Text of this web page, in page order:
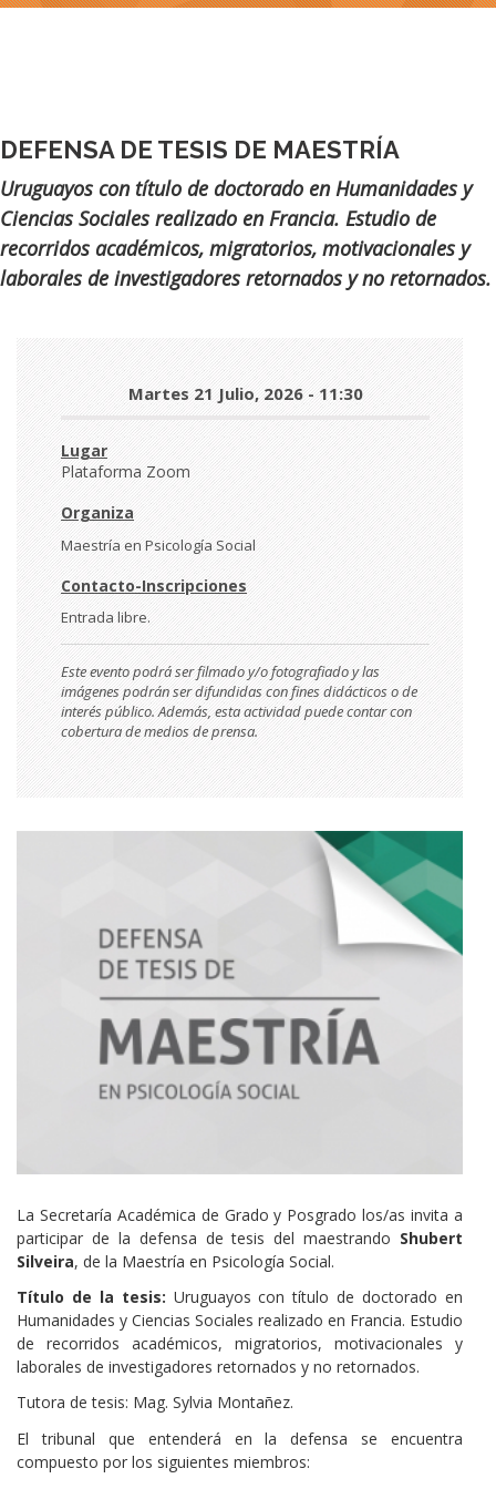
DEFENSA DE TESIS DE MAESTRÍA
Subtítulo
Uruguayos con título de doctorado en Humanidades y
Ciencias Sociales realizado en Francia. Estudio de
recorridos académicos, migratorios, motivacionales y
laborales de investigadores retornados y no retornados.
Día
y
hora
Martes 21 Julio, 2026 - 11:30
Lugar
Plataforma Zoom
Organiza
Maestría en Psicología Social
Contacto-Inscripciones
Entrada libre.
Este evento podrá ser filmado y/o fotografiado y las
imágenes podrán ser difundidas con fines didácticos o de
interés público. Además, esta actividad puede contar con
cobertura de medios de prensa.
La Secretaría Académica de Grado y Posgrado los/as invita a
participar de la defensa de tesis del maestrando Shubert
Silveira, de la Maestría en Psicología Social.
Título de la tesis: Uruguayos con título de doctorado en
Humanidades y Ciencias Sociales realizado en Francia. Estudio
de recorridos académicos, migratorios, motivacionales y
laborales de investigadores retornados y no retornados.
Tutora de tesis: Mag. Sylvia Montañez.
El tribunal que entenderá en la defensa se encuentra
compuesto por los siguientes miembros: